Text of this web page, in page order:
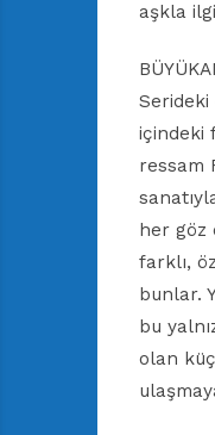
aşkla
içindeki
ressam
her göz
farklı,
bunlar.
bu
olan